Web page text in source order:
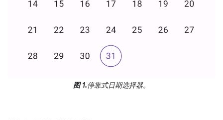
图 1.停靠式日期选择器。